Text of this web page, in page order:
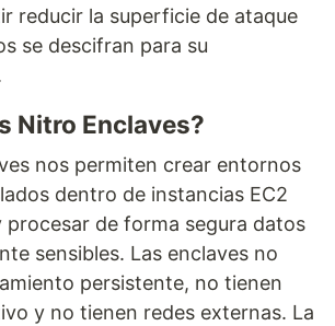
reducir la superficie de ataque
se descifran para su
Nitro Enclaves?
nos permiten crear entornos
dentro de instancias EC2
procesar de forma segura datos
sensibles. Las enclaves no
persistente, no tienen
y no tienen redes externas. La